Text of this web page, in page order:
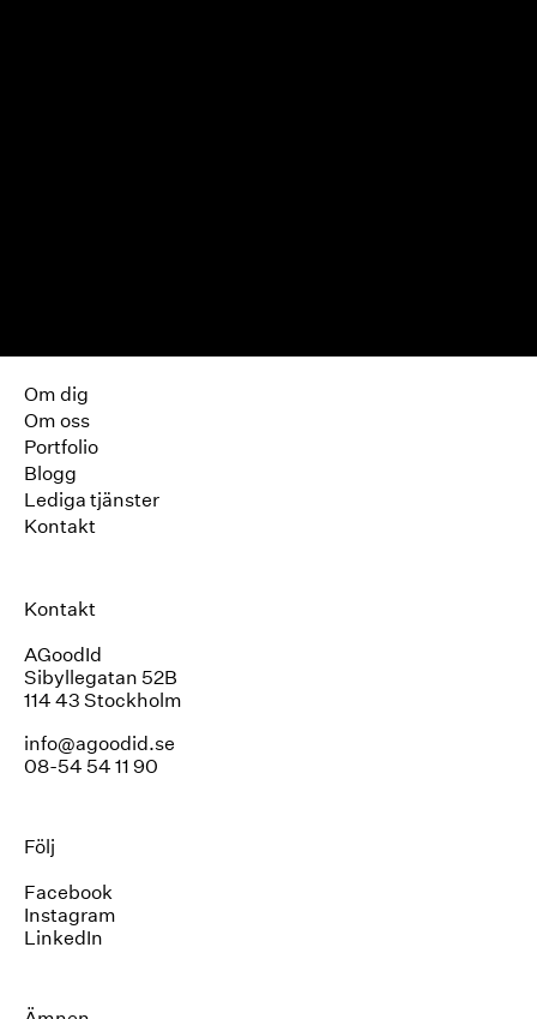
Om dig
Om oss
Portfolio
Blogg
Lediga tjänster
Kontakt
Kontakt
AGoodId
Sibyllegatan 52B
114 43 Stockholm
info@agoodid.se
08-54 54 11 90
Följ
Facebook
Instagram
LinkedIn